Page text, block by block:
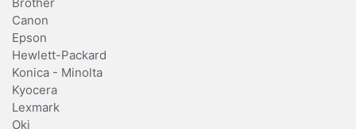
Canon
Epson
Hewlett-Packard
Konica - Minolta
Kyocera
Lexmark
Oki